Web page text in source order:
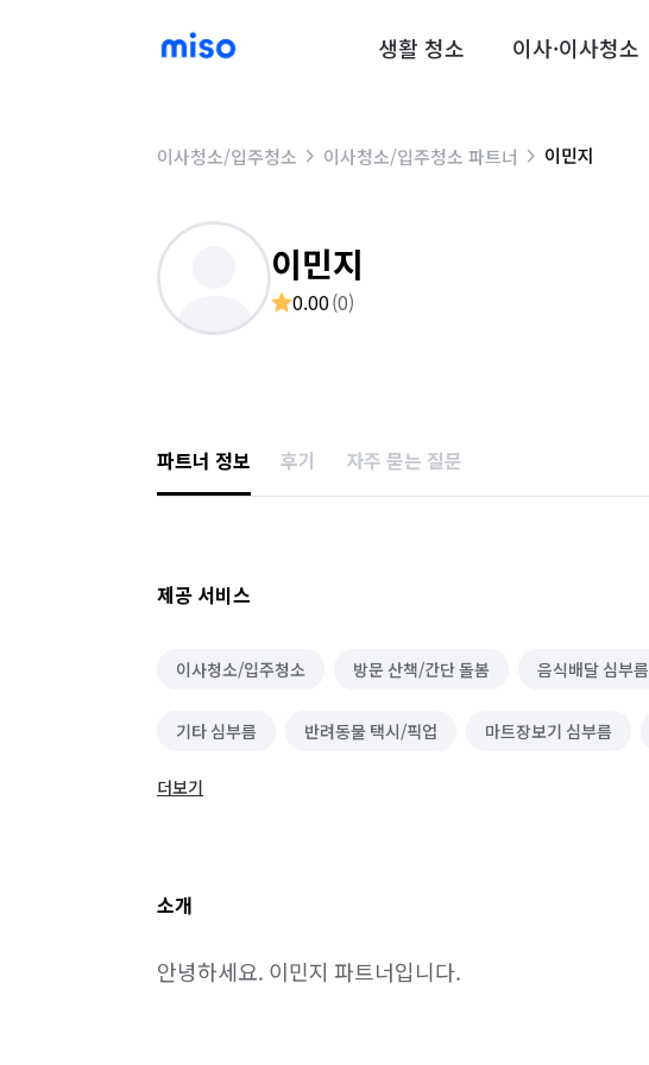
생활 청소 이사·이사청소
이사청소/입주청소 이사청소/입주청소 파트너 이민지
이민지
0.00(0)
파트너 정보 후기 자주 묻는 질문
제공 서비스
이사청소/입주청소 방문 산책/간단 돌봄 음식배달 심부름
기타 심부름 반려동물 택시/픽업 마트장보기 심부름
더보기
소개
안녕하세요. 이민지 파트너입니다.